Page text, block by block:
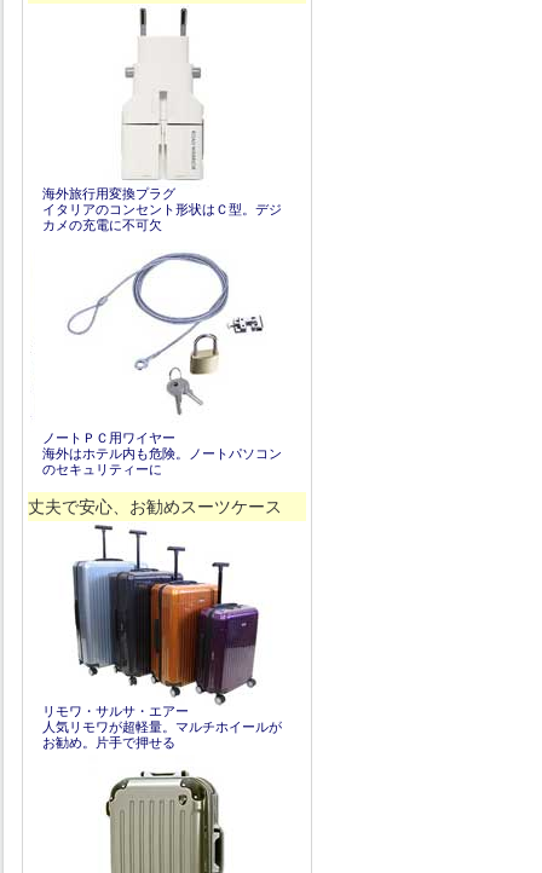
海外旅行用変換プラグ
イタリアのコンセント形状はＣ型。デジ
カメの充電に不可欠
ノートＰＣ用ワイヤー
海外はホテル内も危険。ノートパソコン
のセキュリティーに
丈夫で安心、お勧めスーツケース
リモワ・サルサ・エアー
人気リモワが超軽量。マルチホイールが
お勧め。片手で押せる